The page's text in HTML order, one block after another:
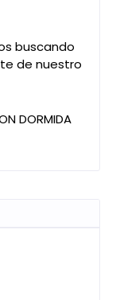
buscando
de nuestro
DORMIDA